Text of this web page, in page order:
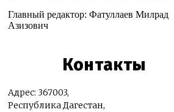
Главный редактор: Фатуллаев Милрад
Азизович
Контакты
Адрес: 367003,
Республика Дагестан,